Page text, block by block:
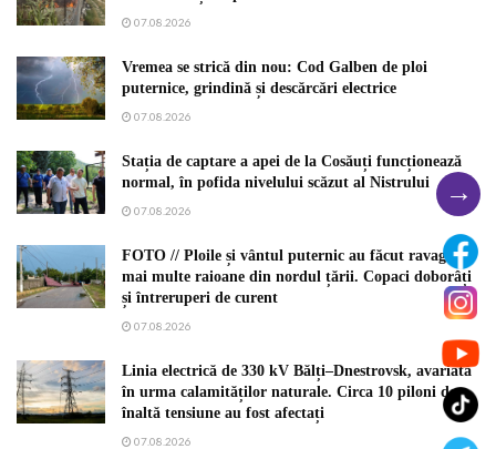
07.08.2026
Vremea se strică din nou: Cod Galben de ploi
puternice, grindină și descărcări electrice
07.08.2026
Stația de captare a apei de la Cosăuți funcționează
normal, în pofida nivelului scăzut al Nistrului
07.08.2026
FOTO // Ploile și vântul puternic au făcut ravagii în
mai multe raioane din nordul țării. Copaci doborâți
și întreruperi de curent
07.08.2026
Linia electrică de 330 kV Bălți–Dnestrovsk, avariată
în urma calamităților naturale. Circa 10 piloni de
înaltă tensiune au fost afectați
07.08.2026
→